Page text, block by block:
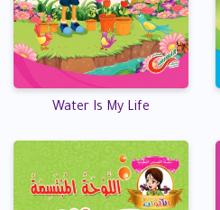
Water Is My Life